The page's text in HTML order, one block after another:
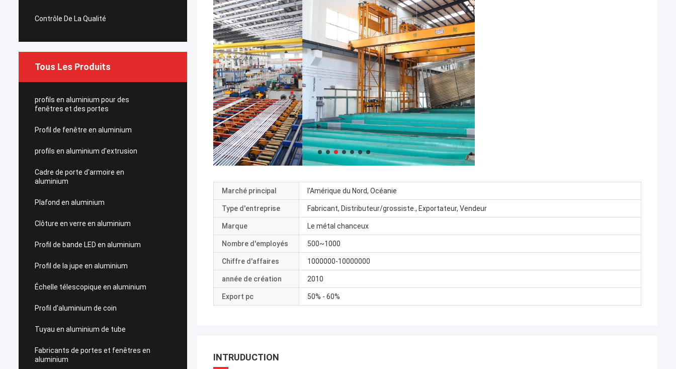
Contrôle De La Qualité
Tous Les Produits
profils en aluminium pour des
fenêtres et des portes
Profil de fenêtre en aluminium
profils en aluminium d'extrusion
Cadre de porte d'armoire en
aluminium
Plafond en aluminium
Clôture en verre en aluminium
Profil de bande LED en aluminium
Profil de la jupe en aluminium
Échelle télescopique en aluminium
Profil d'aluminium de coin
Tuyau en aluminium de tube
Fabricants de portes et fenêtres en
aluminium
Marché principal l'Amérique du Nord, Océanie
Type d'entreprise Fabricant, Distributeur/grossiste., Exportateur, Vendeur
Marque Le métal chanceux
Nombre d'employés 500~1000
Chiffre d'affaires 1000000-10000000
année de création 2010
Export pc 50% - 60%
INTRUDUCTION